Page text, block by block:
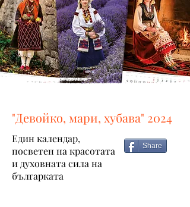
"Девойко, мари, хубава" 2024
Един календар,
посветен на красотата
и духовната сила на
българката
Share